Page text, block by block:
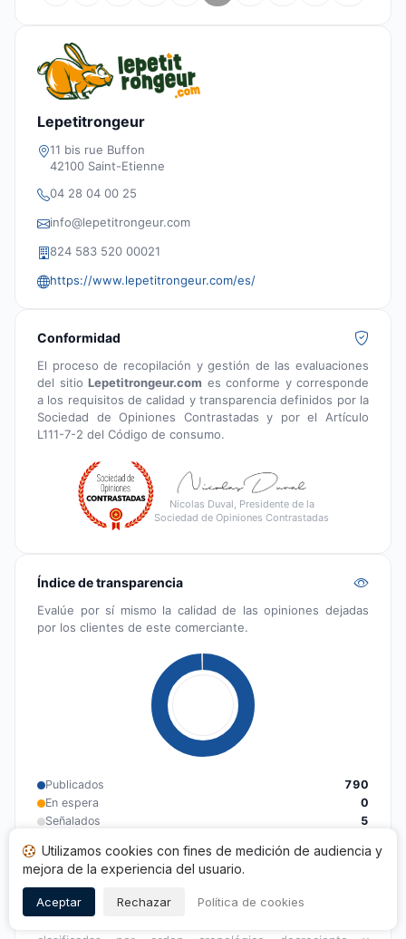
Lepetitrongeur
11 bis rue Buffon
42100 Saint-Etienne
04 28 04 00 25
info@lepetitrongeur.com
824 583 520 00021
https://www.lepetitrongeur.com/es/
Conformidad
El proceso de recopilación y gestión de las evaluaciones
del sitio Lepetitrongeur.com es conforme y corresponde
a los requisitos de calidad y transparencia definidos por la
Sociedad de Opiniones Contrastadas y por el Artículo
L111-7-2 del Código de consumo.
Nicolas Duval, Presidente de la
Sociedad de Opiniones Contrastadas
Índice de transparencia
Evalúe por sí mismo la calidad de las opiniones dejadas
por los clientes de este comerciante.
Publicados
790
En espera
0
Señalados
5
Aviso legal
De acuerdo con el artículo L111-7-2 del Código de
Utilizamos cookies con fines de medición de audiencia y
mejora de la experiencia del usuario.
Aceptar Rechazar Política de cookies